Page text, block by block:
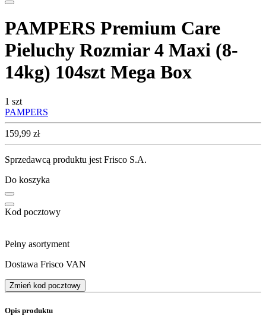
PAMPERS Premium Care
Pieluchy Rozmiar 4 Maxi (8-
14kg) 104szt Mega Box
1 szt
PAMPERS
Cena
159,99 zł
Sprzedawcą produktu jest Frisco S.A.
Do koszyka
Kod pocztowy
Pełny asortyment
Dostawa Frisco VAN
Zmień kod pocztowy
Opis produktu